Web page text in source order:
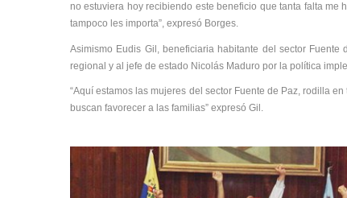
no estuviera hoy recibiendo este beneficio que tanta falta
tampoco les importa”, expresó Borges.
Asimismo Eudis Gil, beneficiaria habitante del sector
regional y al jefe de estado Nicolás Maduro por la política
“Aquí estamos las mujeres del sector Fuente de Paz, rodilla
buscan favorecer a las familias” expresó Gil.